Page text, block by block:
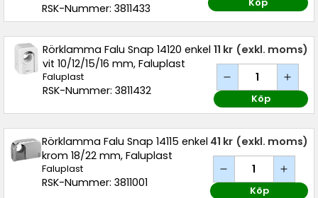
RSK-Nummer: 3811433
Rörklamma Falu Snap 14120 enkel
vit 10/12/15/16 mm, Faluplast
Faluplast
RSK-Nummer: 3811432
11 kr (exkl. moms)
Köp
Rörklamma Falu Snap 14115 enkel
krom 18/22 mm, Faluplast
Faluplast
RSK-Nummer: 3811001
41 kr (exkl. moms)
Köp